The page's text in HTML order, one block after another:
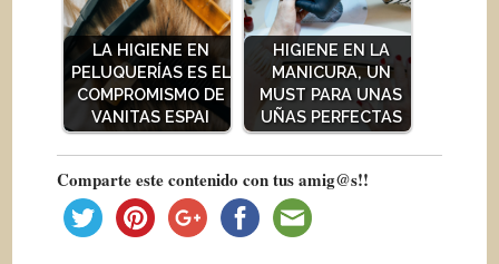
LA HIGIENE EN
PELUQUERÍAS ES EL
COMPROMISMO DE
VANITAS ESPAI
HIGIENE EN LA
MANICURA, UN
MUST PARA UNAS
UÑAS PERFECTAS
Comparte este contenido con tus amig@s!!